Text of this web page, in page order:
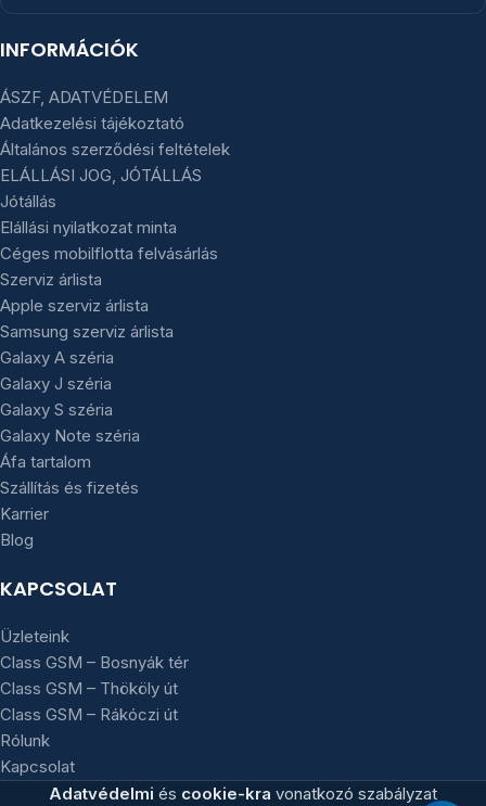
INFORMÁCIÓK
ÁSZF, ADATVÉDELEM
Adatkezelési tájékoztató
Általános szerződési feltételek
ELÁLLÁSI JOG, JÓTÁLLÁS
Jótállás
Elállási nyilatkozat minta
Céges mobilflotta felvásárlás
Szerviz árlista
Apple szerviz árlista
Samsung szerviz árlista
Galaxy A széria
Galaxy J széria
Galaxy S széria
Galaxy Note széria
Áfa tartalom
Szállítás és fizetés
Karrier
Blog
KAPCSOLAT
Üzleteink
Class GSM – Bosnyák tér
Class GSM – Thököly út
Class GSM – Rákóczi út
Rólunk
Kapcsolat
Adatvédelmi és cookie-kra vonatkozó szabályzat